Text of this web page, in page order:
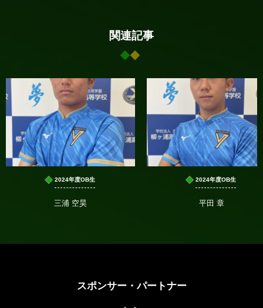
関連記事
2024年度OB生
三浦 空昊
2024年度OB生
平田 章
スポンサー・パートナー